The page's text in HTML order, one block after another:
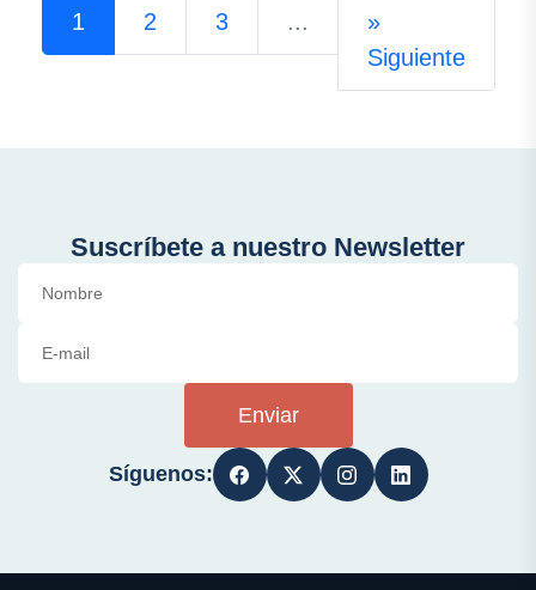
1 2 3 ...
»
Siguiente
Suscríbete a nuestro Newsletter
Enviar
Síguenos: